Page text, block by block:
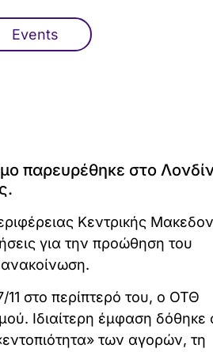
Events
παρευρέθηκε στο
Κεντρικής
για την προώθηση του
στο περίπτερό του, ο ΟΤΘ
Ιδιαίτερη έμφαση δόθηκε
των αγορών, τη